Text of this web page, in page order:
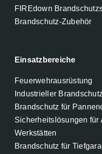
FIREdown
Brandschutz-Zubehör
Einsatzbereiche
Feuerwehrausrüstung
Industrieller Brandschutz
Brandschutz für
Sicherheitslösungen für
Werkstätten
Brandschutz für